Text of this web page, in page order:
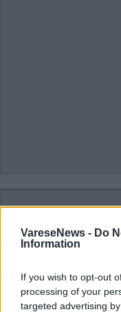
VareseNews - Do
Information
If you wish to opt-out
processing of your
targeted advertising